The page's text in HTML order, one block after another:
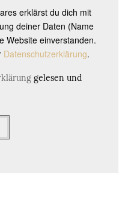
erklärst du dich mit
deiner Daten (Name
Website einverstanden.
Datenschutzerklärung.
gelesen und